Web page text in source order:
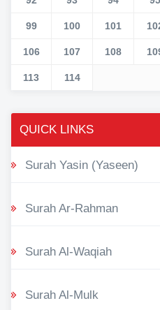
99 100 101
106 107 108
113 114
QUICK LINKS
Surah Yasin (Yaseen)
Surah Ar-Rahman
Surah Al-Waqiah
Surah Al-Mulk